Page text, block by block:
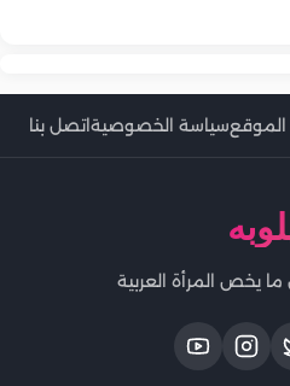
سياسة الخصوصيةاتصل بنا
يخص المرأة العربية